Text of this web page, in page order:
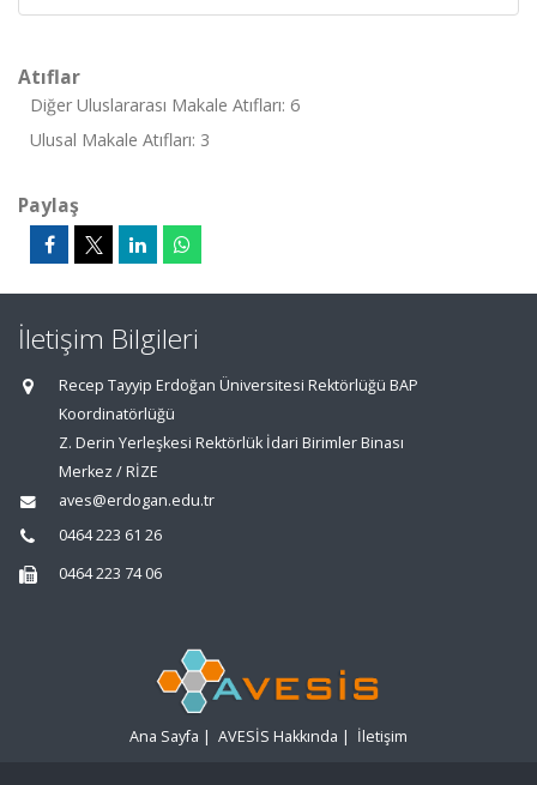
Atıflar
Diğer Uluslararası Makale Atıfları: 6
Ulusal Makale Atıfları: 3
Paylaş
İletişim Bilgileri
Recep Tayyip Erdoğan Üniversitesi Rektörlüğü BAP
Koordinatörlüğü
Z. Derin Yerleşkesi Rektörlük İdari Birimler Binası
Merkez / RİZE
aves@erdogan.edu.tr
0464 223 61 26
0464 223 74 06
Ana Sayfa | AVESİS Hakkında | İletişim